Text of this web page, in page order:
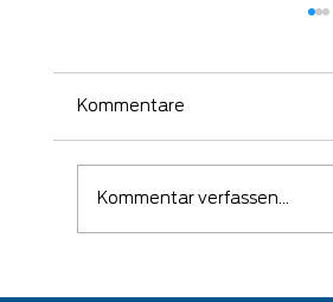
Kommentare
Kommentar verfassen...